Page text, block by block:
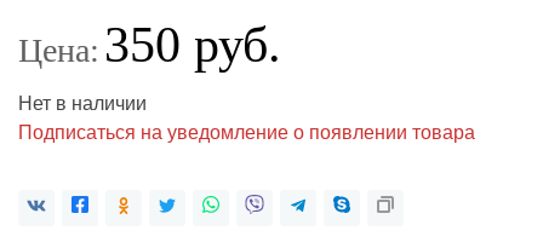
Цена: 350 руб.
Нет в наличии
Подписаться на уведомление о появлении товара